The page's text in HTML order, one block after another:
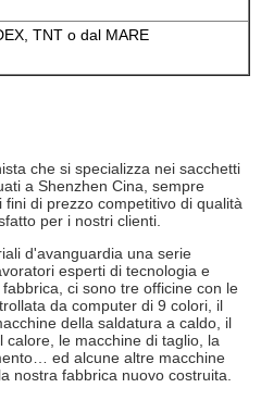
TNT o dal MARE
che si specializza nei sacchetti
a Shenzhen Cina, sempre
di prezzo competitivo di qualità
per i nostri clienti.
d'avanguardia una serie
esperti di tecnologia e
ci sono tre officine con le
da computer di 9 colori, il
della saldatura a caldo, il
le macchine di taglio, la
ed alcune altre macchine
nostra fabbrica nuovo costruita.